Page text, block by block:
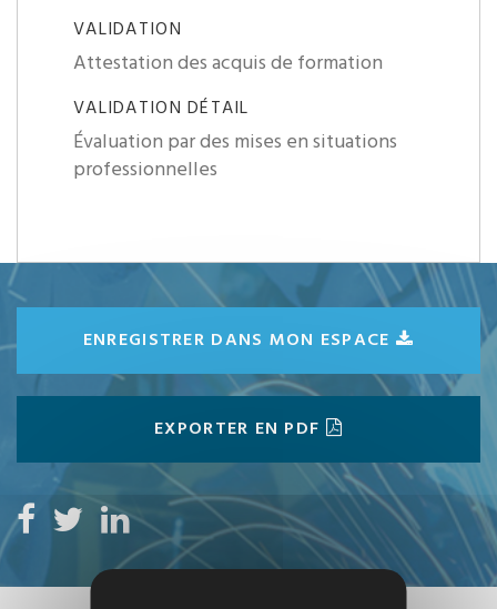
VALIDATION
Attestation des acquis de formation
VALIDATION DÉTAIL
Évaluation par des mises en situations
professionnelles
ENREGISTRER DANS MON ESPACE
EXPORTER EN PDF